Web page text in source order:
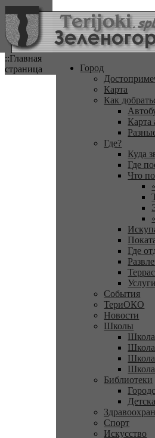
::Главная
страница
Город
Карта
Как
Карта
Где?
Куда
Где
Что
Где
Услуги
События
ТериОКО
Новости
Школы
Школа
Библиотеки
Спорт
Искусство